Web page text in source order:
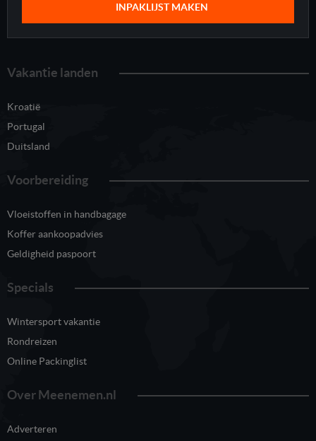
INPAKLIJST MAKEN
Vakantie landen
Kroatië
Portugal
Duitsland
Voorbereiding
Vloeistoffen in handbagage
Koffer aankoopadvies
Geldigheid paspoort
Specials
Wintersport vakantie
Rondreizen
Online Packinglist
Over Meenemen.nl
Adverteren